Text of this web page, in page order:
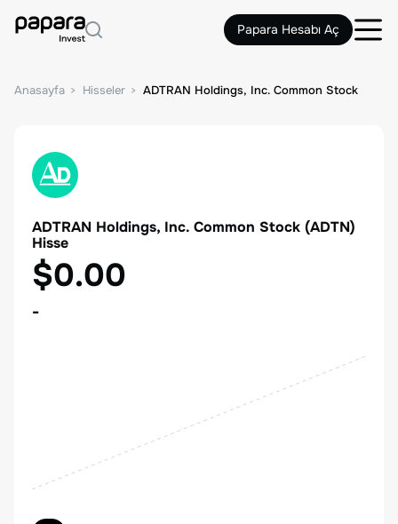
Papara Hesabı Aç
Anasayfa Hisseler ADTRAN Holdings, Inc. Common Stock
ADTRAN Holdings, Inc. Common Stock (ADTN)
Hisse
$0.00
-